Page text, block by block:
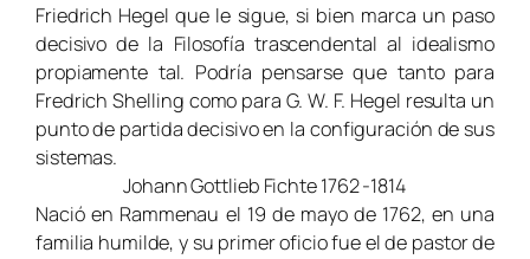
Friedrich Hegel que le sigue, si bien marca un paso
decisivo de la Filosofía trascendental al idealismo
propiamente tal. Podría pensarse que tanto para
Fredrich Shelling como para G. W. F. Hegel resulta un
punto de partida decisivo en la configuración de sus
sistemas.
Johann Gottlieb Fichte 1762 -1814
Nació en Rammenau el 19 de mayo de 1762, en una
familia humilde, y su primer oficio fue el de pastor de